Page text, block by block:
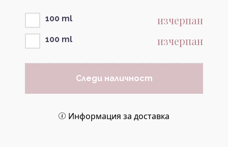
100 ml изчерпан
100 ml изчерпан
Следи наличност
Информация за доставка